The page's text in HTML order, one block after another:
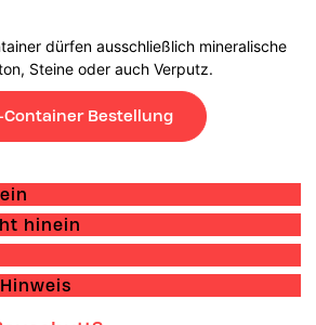
dürfen ausschließlich mineralische
Steine oder auch Verputz.
Bestellung
hinein